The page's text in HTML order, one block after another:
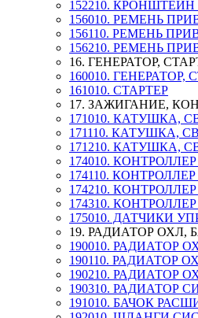
152210.
156010. РЕМЕНЬ
156110. РЕМЕНЬ
156210. РЕМЕНЬ
16. ГЕНЕРАТОР,
160010. ГЕНЕРАТОР,
161010. СТАРТЕР
17. ЗАЖИГАНИЕ,
171010. КАТУШКА,
171110. КАТУШКА,
171210. КАТУШКА,
174010.
174110.
174210.
174310.
175010. ДАТЧИКИ
19. РАДИАТОР
190010. РАДИАТОР
190110. РАДИАТОР
190210. РАДИАТОР
190310. РАДИАТОР
191010. БАЧОК